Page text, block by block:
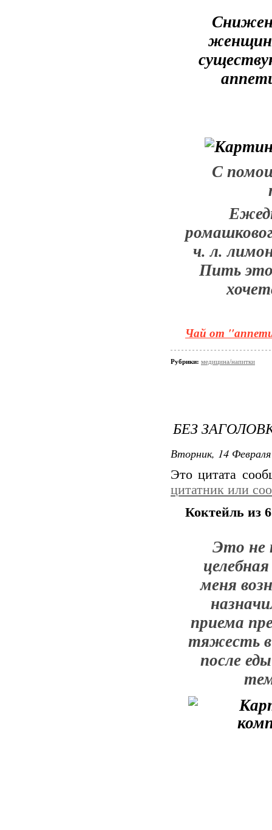
С
ч. л.
Пить
Чай от
Рубрики: медицина/напитки
БЕЗ
Вторник, 14
Это цитата
цитатник или
Коктейль из
Это не
меня
приема
тяжесть в
после